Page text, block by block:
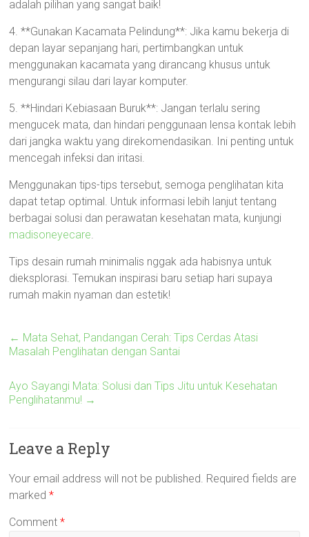
adalah pilihan yang sangat baik!
4. **Gunakan Kacamata Pelindung**: Jika kamu bekerja di
depan layar sepanjang hari, pertimbangkan untuk
menggunakan kacamata yang dirancang khusus untuk
mengurangi silau dari layar komputer.
5. **Hindari Kebiasaan Buruk**: Jangan terlalu sering
mengucek mata, dan hindari penggunaan lensa kontak lebih
dari jangka waktu yang direkomendasikan. Ini penting untuk
mencegah infeksi dan iritasi.
Menggunakan tips-tips tersebut, semoga penglihatan kita
dapat tetap optimal. Untuk informasi lebih lanjut tentang
berbagai solusi dan perawatan kesehatan mata, kunjungi
madisoneyecare.
Tips desain rumah minimalis nggak ada habisnya untuk
dieksplorasi. Temukan inspirasi baru setiap hari supaya
rumah makin nyaman dan estetik!
← Mata Sehat, Pandangan Cerah: Tips Cerdas Atasi
Masalah Penglihatan dengan Santai
Ayo Sayangi Mata: Solusi dan Tips Jitu untuk Kesehatan
Penglihatanmu! →
Leave a Reply
Your email address will not be published. Required fields are
marked*
Comment*